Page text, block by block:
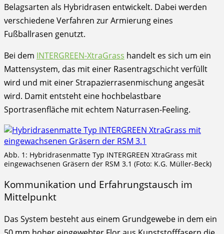
Belagsarten als Hybridrasen entwickelt. Dabei werden
verschiedene Verfahren zur Armierung eines
Fußballrasen genutzt.
Bei dem INTERGREEN-XtraGrass handelt es sich um ein
Mattensystem, das mit einer Rasentragschicht verfüllt
wird und mit einer Strapazierrasenmischung angesät
wird. Damit entsteht eine hochbelastbare
Sportrasenfläche mit echtem Naturrasen-Feeling.
Abb. 1: Hybridrasenmatte Typ INTERGREEN XtraGrass mit
eingewachsenen Gräsern der RSM 3.1 (Foto: K.G. Müller-Beck)
Kommunikation und Erfahrungstausch im
Mittelpunkt
Das System besteht aus einem Grundgewebe in dem ein